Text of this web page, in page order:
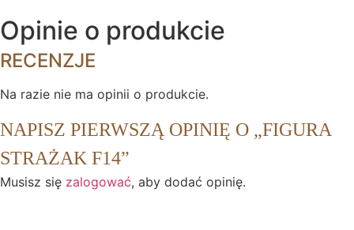
Opinie o produkcie
RECENZJE
Na razie nie ma opinii o produkcie.
NAPISZ PIERWSZĄ OPINIĘ O „FIGURA
STRAŻAK F14”
Musisz się zalogować, aby dodać opinię.